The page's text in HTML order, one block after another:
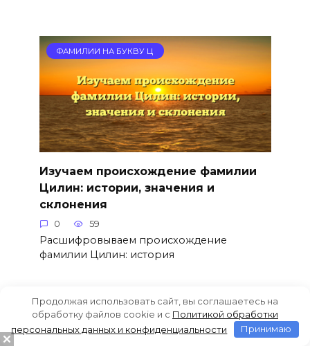
ФАМИЛИИ НА БУКВУ Ц
Изучаем происхождение фамилии
Цилин: истории, значения и
склонения
0 59
Расшифровываем происхождение
фамилии Цилин: история
ФАМИЛИИ НА БУКВУ Ц
Продолжая использовать сайт, вы соглашаетесь на
обработку файлов cookie и c Политикой обработки
персональных данных и конфиденциальности
Принимаю